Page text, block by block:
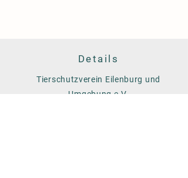
Details
Tierschutzverein Eilenburg und
Umgebung e.V.